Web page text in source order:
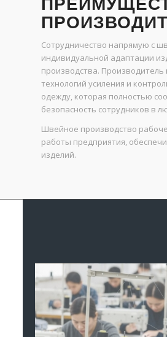
Сотрудничество напрямую с
индивидуальной адаптации
производства.
технологий усиления и
одежду, которая полностью
безопасность сотрудников в
Швейное производство
работы предприятия,
изделий.